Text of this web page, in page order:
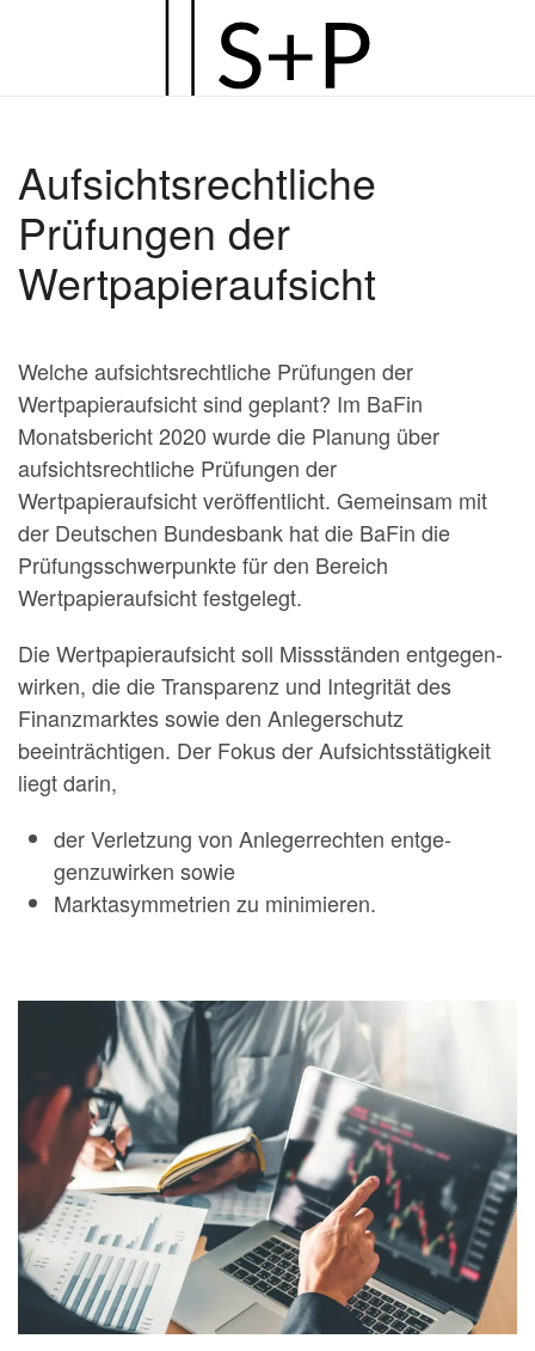
Aufsichtsrechtliche
Prüfungen der
Wertpapieraufsicht
Welche aufsichtsrechtliche Prüfungen der
Wertpapieraufsicht sind geplant? Im BaFin
Monatsbericht 2020 wurde die Planung über
aufsichtsrechtliche Prüfungen der
Wertpapieraufsicht veröffentlicht. Gemeinsam mit
der Deutschen Bundesbank hat die BaFin die
Prüfungsschwerpunkte für den Bereich
Wertpapieraufsicht festgelegt.
Die Wertpapieraufsicht soll Missständen entgegen­
wirken, die die Transparenz und Integrität des
Finanz­marktes sowie den Anlegerschutz
beeinträchtigen. Der Fokus der Aufsichtsstätigkeit
liegt darin,
der Verletzung von Anlegerrechten entge­
genzuwirken sowie
Marktasymmetrien zu minimie­ren.